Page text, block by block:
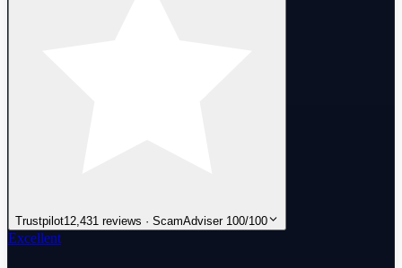
Trustpilot12,431 reviews · ScamAdviser 100/100
Excellent